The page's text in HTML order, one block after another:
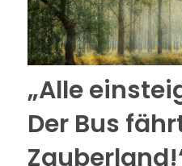
„Alle
Der Bus